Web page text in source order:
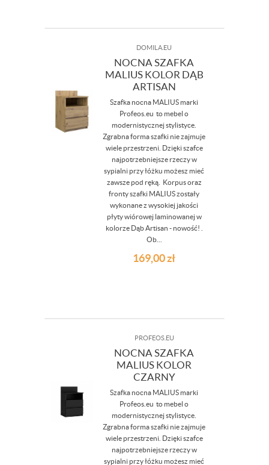
DOMILA.EU
NOCNA SZAFKA
MALIUS KOLOR DĄB
ARTISAN
Szafka nocna MALIUS marki
Profeos.eu to mebel o
modernistycznej stylistyce.
Zgrabna forma szafki nie zajmuje
wiele przestrzeni. Dzięki szafce
najpotrzebniejsze rzeczy w
sypialni przy łóżku możesz mieć
zawsze pod ręką. Korpus oraz
fronty szafki MALIUS zostały
wykonane z wysokiej jakości
płyty wiórowej laminowanej w
kolorze Dąb Artisan - nowość! .
Ob...
169,00zł
PROFEOS.EU
NOCNA SZAFKA
MALIUS KOLOR
CZARNY
Szafka nocna MALIUS marki
Profeos.eu to mebel o
modernistycznej stylistyce.
Zgrabna forma szafki nie zajmuje
wiele przestrzeni. Dzięki szafce
najpotrzebniejsze rzeczy w
sypialni przy łóżku możesz mieć